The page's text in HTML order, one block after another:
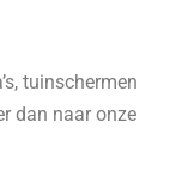
tuinschermen
dan naar onze